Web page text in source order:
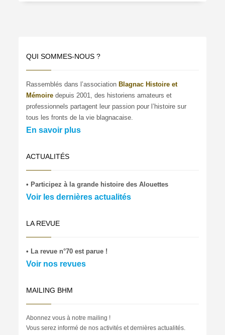
QUI SOMMES-NOUS ?
Rassemblés dans l’associationBlagnac Histoire et
Mémoire depuis 2001, des historiens amateurs et
professionnels partagent leur passion pour l’histoire sur
tous les fronts de la vie blagnacaise.
En savoir plus
ACTUALITÉS
• Participez à la grande histoire des Alouettes
Voir les dernières actualités
LA REVUE
• La revue n°70 est parue !
Voir nos revues
MAILING BHM
Abonnez vous à notre mailing !
Vous serez informé de nos activités et dernières actualités.